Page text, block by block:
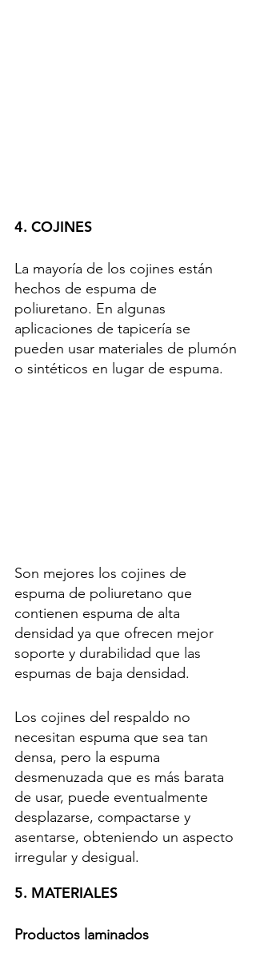
4. COJINES
La mayoría de los cojines están
hechos de espuma de
poliuretano. En algunas
aplicaciones de tapicería se
pueden usar materiales de plumón
o sintéticos en lugar de espuma.
Son mejores los cojines de
espuma de poliuretano que
contienen espuma de alta
densidad ya que ofrecen mejor
soporte y durabilidad que las
espumas de baja densidad.
Los cojines del respaldo no
necesitan espuma que sea tan
densa, pero la espuma
desmenuzada que es más barata
de usar, puede eventualmente
desplazarse, compactarse y
asentarse, obteniendo un aspecto
irregular y desigual.
5. MATERIALES
Productos laminados